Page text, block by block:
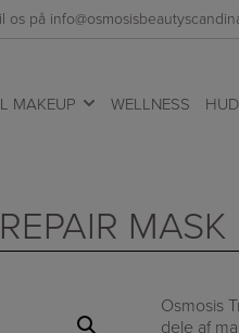
på
MAKEUP WELLNESS
MASK
Osmosis
dele af